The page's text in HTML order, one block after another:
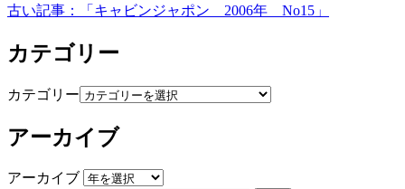
古い記事：
「キャビンジャポン 2006年 No15」
カテゴリー
カテゴリー
アーカイブ
アーカイブ